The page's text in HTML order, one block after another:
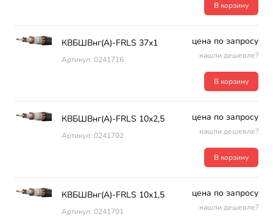
В корзину
КВБШВнг(А)-FRLS 37х1
Артикул: 0241716
цена по запросу
нашли дешевле?
В корзину
КВБШВнг(А)-FRLS 10х2,5
Артикул: 0241702
цена по запросу
нашли дешевле?
В корзину
КВБШВнг(А)-FRLS 10х1,5
Артикул: 0241701
цена по запросу
нашли дешевле?